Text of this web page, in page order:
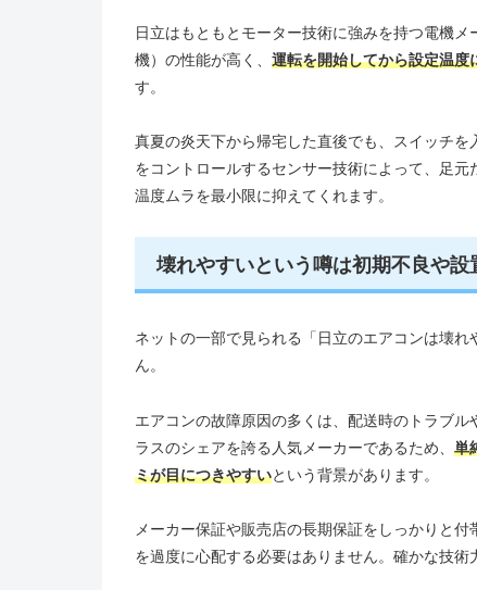
日立はもともとモーター技術に強みを持つ電機
機）の性能が高く、 運転を開始してから設定温度
す。
真夏の炎天下から帰宅した直後でも、スイッチ
をコントロールするセンサー技術によって、足
温度ムラを最小限に抑えてくれます。
壊れやすいという噂は初期不良や設
ネットの一部で見られる「日立のエアコンは壊
ん。
エアコンの故障原因の多くは、配送時のトラブ
ラスのシェアを誇る人気メーカーであるため、 単
ミが目につきやすいという背景があります。
メーカー保証や販売店の長期保証をしっかりと
を過度に心配する必要はありません。確かな技術